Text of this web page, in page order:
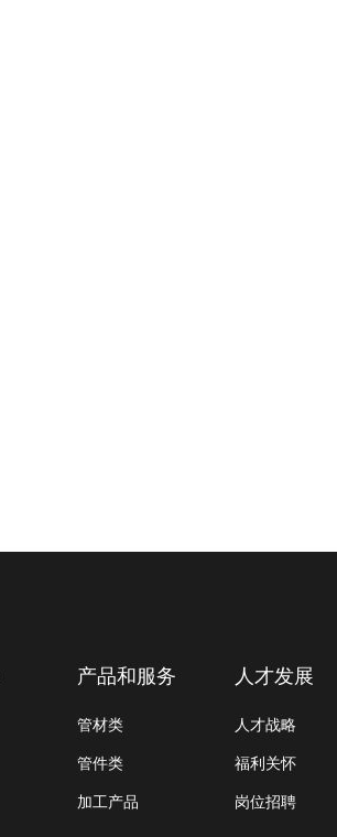
产品和服务
管材类
管件类
加工产品
人才发展
人才战略
福利关怀
岗位招聘